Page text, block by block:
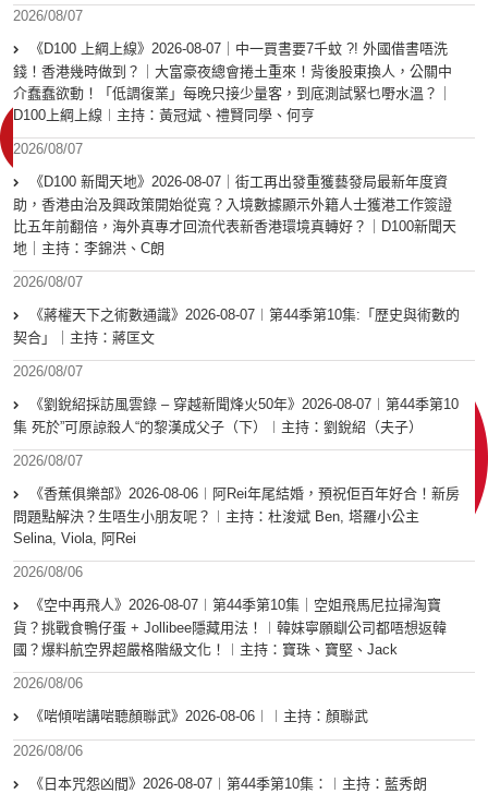
2026/08/07
《D100 上綱上線》2026-08-07｜中一買書要7千蚊 ?! 外國借書唔洗
錢！香港幾時做到？｜大富豪夜總會捲土重來！背後股東換人，公關中
介蠢蠢欲動！「低調復業」每晚只接少量客，到底測試緊乜嘢水溫？｜
D100上綱上線︱主持：黃冠斌、禮賢同學、何亨
2026/08/07
《D100 新聞天地》2026-08-07｜街工再出發重獲藝發局最新年度資
助，香港由治及興政策開始從寬？入境數據顯示外籍人士獲港工作簽證
比五年前翻倍，海外真專才回流代表新香港環境真轉好？｜D100新聞天
地｜主持：李錦洪、C朗
2026/08/07
《蔣權天下之術數通識》2026-08-07︱第44季第10集:「歴史與術數的
契合」｜主持：蔣匡文
2026/08/07
《劉銳紹採訪風雲錄 – 穿越新聞烽火50年》2026-08-07︱第44季第10
集 死於”可原諒殺人“的黎漢成父子（下）︱主持：劉銳紹（夫子）
2026/08/07
《香蕉俱樂部》2026-08-06︱阿Rei年尾結婚，預祝佢百年好合！新房
問題點解決？生唔生小朋友呢？︱主持：杜浚斌 Ben, 塔羅小公主
Selina, Viola, 阿Rei
2026/08/06
《空中再飛人》2026-08-07︱第44季第10集｜空姐飛馬尼拉掃淘寶
貨？挑戰食鴨仔蛋 + Jollibee隱藏用法！︱韓妹寧願瞓公司都唔想返韓
國？爆料航空界超嚴格階級文化！︱主持：寶珠、寶堅、Jack
2026/08/06
《啱傾啱講啱聽顏聯武》2026-08-06︱︱主持：顏聯武
2026/08/06
《日本咒怨凶間》2026-08-07︱第44季第10集：︱主持：藍秀朗